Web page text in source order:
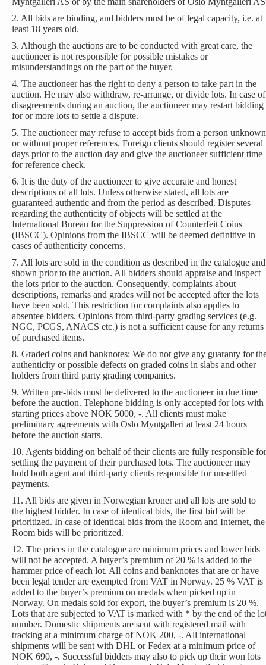
2. All bids are binding, and bidders must be of legal capacity, i.e. at
least 18 years old.
3. Although the auctions are to be conducted with great care, the
auctioneer is not responsible for possible mistakes or
misunderstandings on the part of the buyer.
4. The auctioneer has the right to deny a person to take part in the
auction. He may also withdraw, re-arrange, or divide lots. In case of
disagreements during an auction, the auctioneer may restart bidding
for or more lots to settle a dispute.
5. The auctioneer may refuse to accept bids from a person unknown
or without proper references. Foreign clients should register several
days prior to the auction day and give the auctioneer sufficient time
for reference check.
6. It is the duty of the auctioneer to give accurate and honest
descriptions of all lots. Unless otherwise stated, all lots are
guaranteed authentic and from the period as described. Disputes
regarding the authenticity of objects will be settled at the
International Bureau for the Suppression of Counterfeit Coins
(IBSCC). Opinions from the IBSCC will be deemed definitive in
cases of authenticity concerns.
7. All lots are sold in the condition as described in the catalogue and
shown prior to the auction. All bidders should appraise and inspect
the lots prior to the auction. Consequently, complaints about
descriptions, remarks and grades will not be accepted after the lots
have been sold. This restriction for complaints also applies to
absentee bidders. Opinions from third-party grading services (e.g.
NGC, PCGS, ANACS etc.) is not a sufficient cause for any returns
of purchased items.
8. Graded coins and banknotes: We do not give any guaranty for
authenticity or possible defects on graded coins in slabs and other
holders from third party grading companies.
9. Written pre-bids must be delivered to the auctioneer in due time
before the auction. Telephone bidding is only accepted for lots with
starting prices above NOK 5000, -. All clients must make
preliminary agreements with Oslo Myntgalleri at least 24 hours
before the auction starts.
10. Agents bidding on behalf of their clients are fully responsible for
settling the payment of their purchased lots. The auctioneer may
hold both agent and third-party clients responsible for unsettled
payments.
11. All bids are given in Norwegian kroner and all lots are sold to
the highest bidder. In case of identical bids, the first bid will be
prioritized. In case of identical bids from the Room and Internet, the
Room bids will be prioritized.
12. The prices in the catalogue are minimum prices and lower bids
will not be accepted. A buyer’s premium of 20 % is added to the
hammer price of each lot. All coins and banknotes that are or have
been legal tender are exempted from VAT in Norway. 25 % VAT is
added to the buyer’s premium on medals when picked up in
Norway. On medals sold for export, the buyer’s premium is 20 %.
Lots that are subjected to VAT is marked with * by the end of the
number. Domestic shipments are sent with registered mail with
tracking at a minimum charge of NOK 200, -. All international
shipments will be sent with DHL or Fedex at a minimum price of
NOK 690, -. Successful bidders may also to pick up their won lots